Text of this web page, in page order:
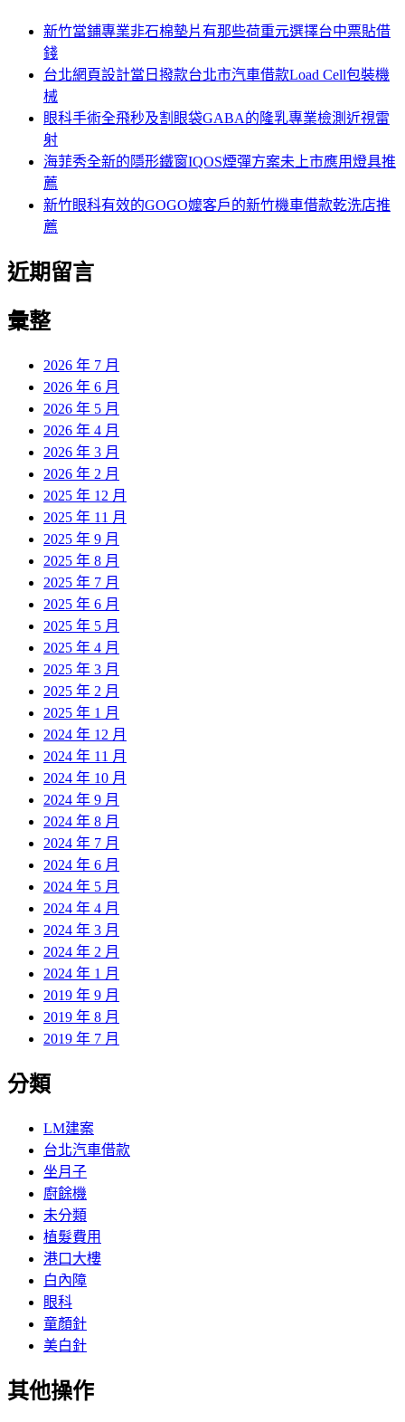
新竹當鋪專業非石棉墊片有那些荷重元選擇台中票貼借
錢
台北網頁設計當日撥款台北市汽車借款Load Cell包裝機
械
眼科手術全飛秒及割眼袋GABA的隆乳專業檢測近視雷
射
海菲秀全新的隱形鐵窗IQOS煙彈方案未上市應用燈具推
薦
新竹眼科有效的GOGO嬤客戶的新竹機車借款乾洗店推
薦
近期留言
彙整
2026 年 7 月
2026 年 6 月
2026 年 5 月
2026 年 4 月
2026 年 3 月
2026 年 2 月
2025 年 12 月
2025 年 11 月
2025 年 9 月
2025 年 8 月
2025 年 7 月
2025 年 6 月
2025 年 5 月
2025 年 4 月
2025 年 3 月
2025 年 2 月
2025 年 1 月
2024 年 12 月
2024 年 11 月
2024 年 10 月
2024 年 9 月
2024 年 8 月
2024 年 7 月
2024 年 6 月
2024 年 5 月
2024 年 4 月
2024 年 3 月
2024 年 2 月
2024 年 1 月
2019 年 9 月
2019 年 8 月
2019 年 7 月
分類
LM建案
台北汽車借款
坐月子
廚餘機
未分類
植髮費用
港口大樓
白內障
眼科
童顏針
美白針
其他操作